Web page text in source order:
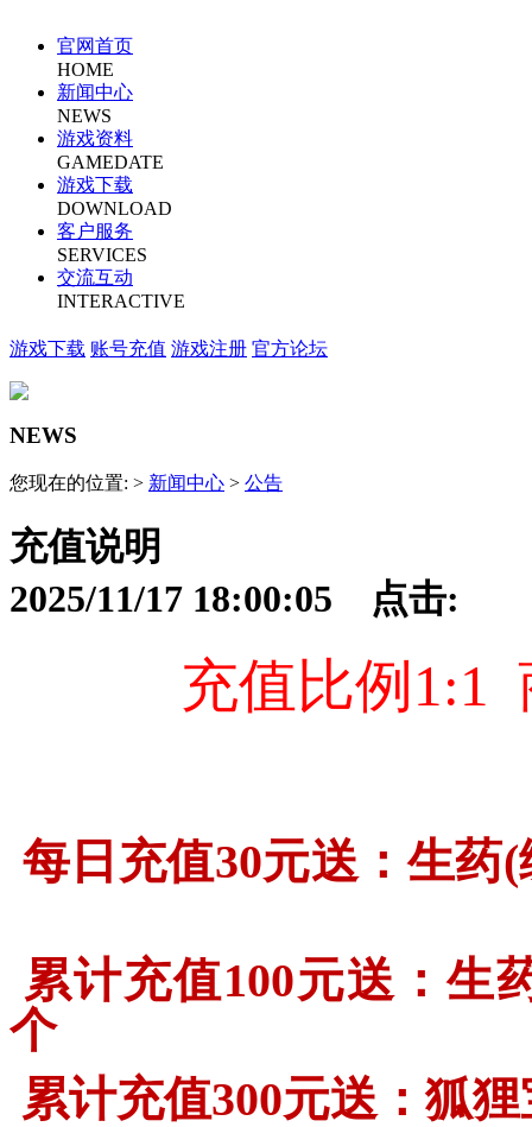
官网首页
HOME
新闻中心
NEWS
游戏资料
GAMEDATE
游戏下载
DOWNLOAD
客户服务
SERVICES
交流互动
INTERACTIVE
游戏下载 账号充值 游戏注册 官方论坛
NEWS
您现在的位置: > 新闻中心 > 公告
充值说明
2025/11/17 18:00:05 点击:
充值比例1:1
每日充值30元送：生药
累计充值100元送：生
个
累计充值300元送：狐